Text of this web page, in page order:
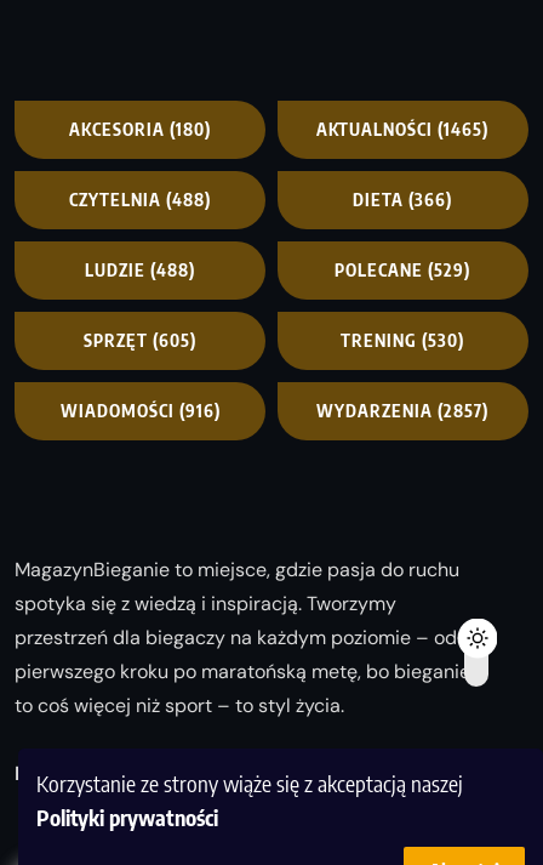
Korzystanie ze strony wiąże się z akceptacją naszej
Polityki prywatności
AKCESORIA (180) AKTUALNOŚCI (1465)
CZYTELNIA (488) DIETA (366)
LUDZIE (488) POLECANE (529)
SPRZĘT (605) TRENING (530)
WIADOMOŚCI (916) WYDARZENIA (2857)
MagazynBieganie to miejsce, gdzie pasja do ruchu
spotyka się z wiedzą i inspiracją. Tworzymy
przestrzeń dla biegaczy na każdym poziomie – od
pierwszego kroku po maratońską metę, bo bieganie
to coś więcej niż sport – to styl życia.
Biegaj z nami i odkrywaj swoją najlepszą wersję!